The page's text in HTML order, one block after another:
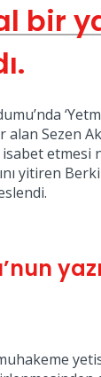
bir
alan Sezen
etmesi
yitiren
muhakeme